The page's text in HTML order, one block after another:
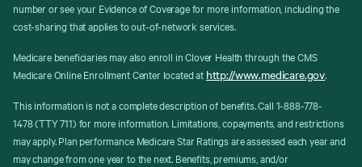
number or see your Evidence of Coverage for more information, including the
cost-sharing that applies to out-of-network services.
Medicare beneficiaries may also enroll in Clover Health through the CMS
Medicare Online Enrollment Center located at http://www.medicare.gov.
This information is not a complete description of benefits. Call 1-888-778-
1478 (TTY 711) for more information. Limitations, copayments, and restrictions
may apply. Plan performance Medicare Star Ratings are assessed each year and
may change from one year to the next. Benefits, premiums, and/or